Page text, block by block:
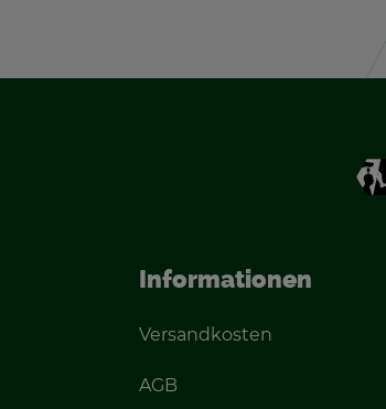
In­for­ma­tio­nen
Ver­sand­kos­ten
AGB